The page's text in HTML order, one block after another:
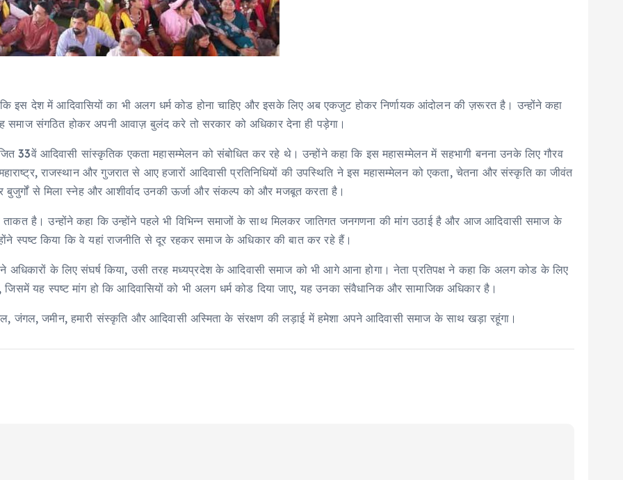
कि इस देश में आदिवासियों का भी अलग धर्म कोड होना चाहिए और इसके लिए अब एकजुट होकर निर्णायक आंदोलन की ज़रूरत है। उन्होंने कहा
संगठित होकर अपनी आवाज़ बुलंद करे तो सरकार को अधिकार देना ही पड़ेगा।
33वें आदिवासी सांस्कृतिक एकता महासम्मेलन को संबोधित कर रहे थे। उन्होंने कहा कि इस महासम्मेलन में सहभागी बनना उनके लिए गौरव
राजस्थान और गुजरात से आए हजारों आदिवासी प्रतिनिधियों की उपस्थिति ने इस महासम्मेलन को एकता, चेतना और संस्कृति का जीवंत
से मिला स्नेह और आशीर्वाद उनकी ऊर्जा और संकल्प को और मजबूत करता है।
ताकत है। उन्होंने कहा कि उन्होंने पहले भी विभिन्न समाजों के साथ मिलकर जातिगत जनगणना की मांग उठाई है और आज आदिवासी समाज के
किया कि वे यहां राजनीति से दूर रहकर समाज के अधिकार की बात कर रहे हैं।
अधिकारों के लिए संघर्ष किया, उसी तरह मध्यप्रदेश के आदिवासी समाज को भी आगे आना होगा। नेता प्रतिपक्ष ने कहा कि अलग कोड के लिए
जिसमें यह स्पष्ट मांग हो कि आदिवासियों को भी अलग धर्म कोड दिया जाए, यह उनका संवैधानिक और सामाजिक अधिकार है।
जमीन, हमारी संस्कृति और आदिवासी अस्मिता के संरक्षण की लड़ाई में हमेशा अपने आदिवासी समाज के साथ खड़ा रहूंगा।